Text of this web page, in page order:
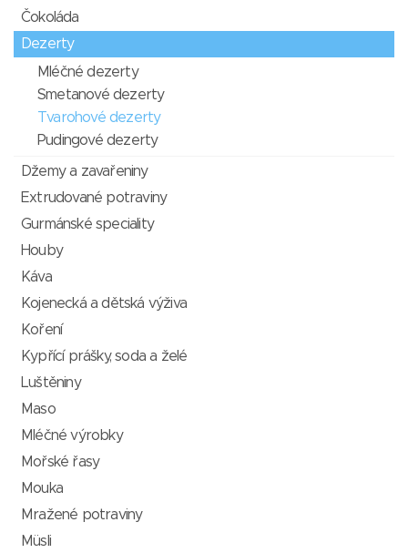
Čokoláda
Dezerty
Mléčné dezerty
Smetanové dezerty
Tvarohové dezerty
Pudingové dezerty
Džemy a zavařeniny
Extrudované potraviny
Gurmánské speciality
Houby
Káva
Kojenecká a dětská výživa
Koření
Kypřící prášky, soda a želé
Luštěniny
Maso
Mléčné výrobky
Mořské řasy
Mouka
Mražené potraviny
Müsli